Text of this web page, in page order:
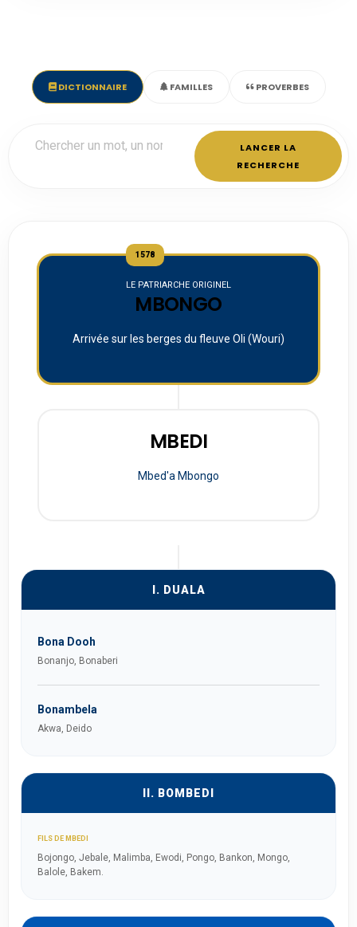
DICTIONNAIRE FAMILLES PROVERBES
LANCER LA
RECHERCHE
1578
LE PATRIARCHE ORIGINEL
MBONGO
Arrivée sur les berges du fleuve Oli (Wouri)
MBEDI
Mbed'a Mbongo
I. DUALA
Bona Dooh
Bonanjo, Bonaberi
Bonambela
Akwa, Deido
II. BOMBEDI
FILS DE MBEDI
Bojongo, Jebale, Malimba, Ewodi, Pongo, Bankon, Mongo,
Balole, Bakem.